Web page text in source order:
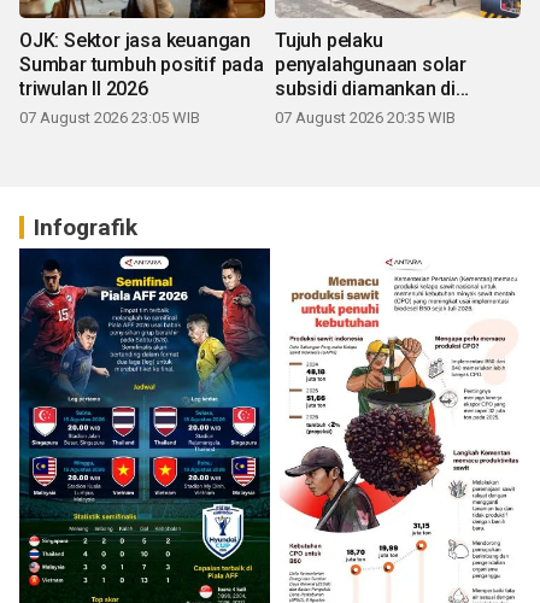
OJK: Sektor jasa keuangan
Sumbar tumbuh positif pada
triwulan II 2026
07 August 2026 23:05 WIB
Tujuh pelaku
penyalahgunaan solar
subsidi diamankan di
Sumbar
07 August 2026 20:35 WIB
Infografik